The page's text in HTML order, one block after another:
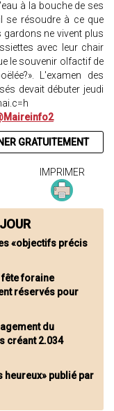
à la bouche de ses
se résoudre à ce que
gardons ne vivent plus
avec leur chair
le souvenir olfactif de
L'examen des
devait débuter jeudi
GRATUITEMENT
IMPRIMER
«objectifs précis
foraine
réservés pour
du
créant 2.034
heureux» publié par